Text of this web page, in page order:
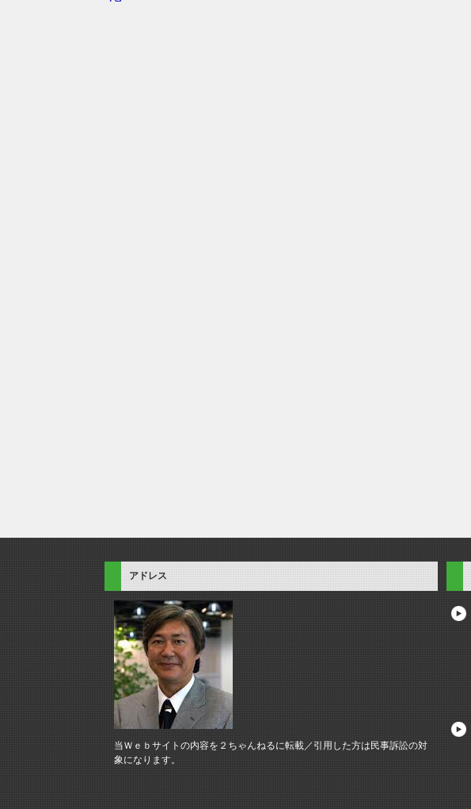
アドレス
当Ｗｅｂサイトの内容を２ちゃんねるに転載／引用した方は民事訴訟の対
象になります。